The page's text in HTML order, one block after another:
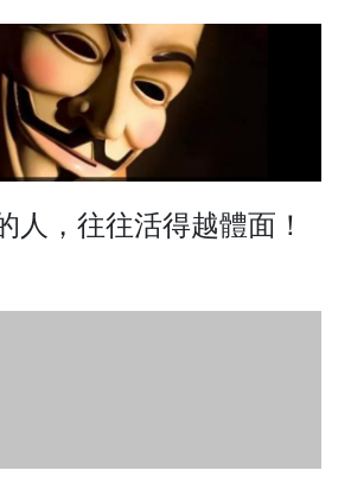
人，往往活得越體面！